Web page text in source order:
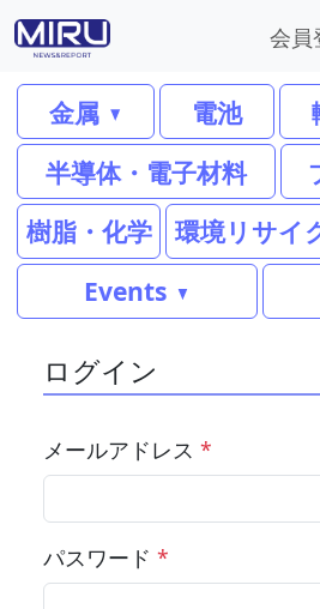
会員
金属 電池
半導体・電子材料
樹脂・化学
環境リサイ
Events
ログイン
メールアドレス *
パスワード *